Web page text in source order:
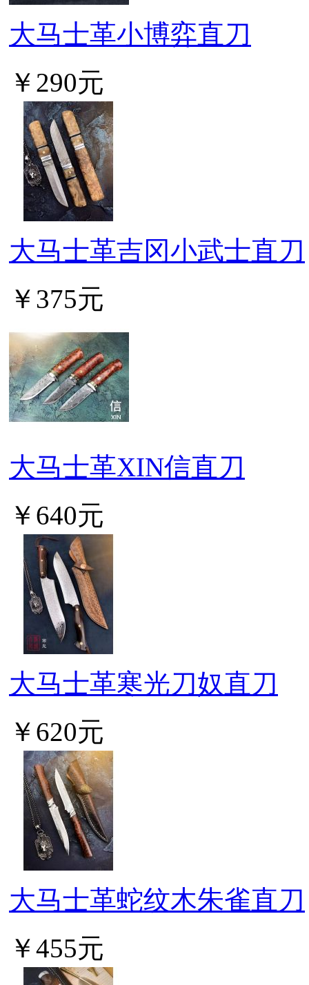
大马士革小博弈直刀
￥290元
大马士革吉冈小武士直刀
￥375元
大马士革XIN信直刀
￥640元
大马士革寒光刀奴直刀
￥620元
大马士革蛇纹木朱雀直刀
￥455元